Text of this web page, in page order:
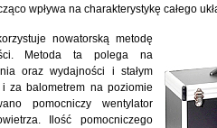
wpływa na charakterystykę całego
nowatorską metodę
Metoda ta polega na
oraz wydajności i stałym
za balometrem na poziomie
pomocniczy wentylator
Ilość pomocniczego